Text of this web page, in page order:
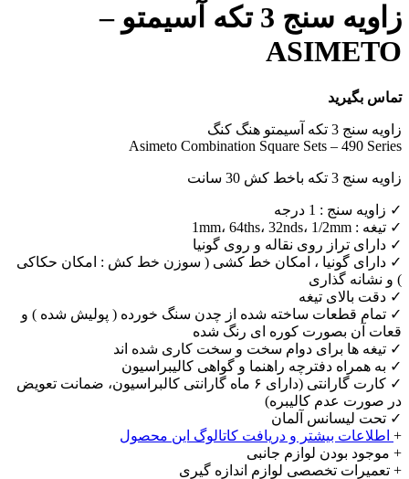
زاویه سنج 3 تکه آسیمتو –
ASIMETO
تماس بگیرید
زاویه سنج 3 تکه آسیمتو هنگ کنگ
Asimeto Combination Square Sets – 490 Series
زاویه سنج 3 تکه باخط کش 30 سانت
✓ زاویه سنج : 1 درجه
✓ تیغه : 1mm، 64ths، 32nds، 1/2mm
✓ دارای تراز روی نقاله و روی گونیا
✓ دارای گونیا ، امکان خط کشی ( سوزن خط کش : امکان حکاکی
) و نشانه گذاری
✓ دقت بالای تیغه
✓ تمام قطعات ساخته شده از چدن سنگ خورده ( پولیش شده ) و
قعات آن بصورت کوره ای رنگ شده
✓ تیغه ها برای دوام سخت و سخت کاری شده اند
✓ به همراه دفترچه راهنما و گواهی کالیبراسیون
✓ کارت گارانتی (دارای ۶ ماه گارانتی کالبراسیون، ضمانت تعویض
در صورت عدم کالیبره)
✓ تحت لیسانس آلمان
+ اطلاعات بیشتر و دریافت کاتالوگ این محصول
+ موجود بودن لوازم جانبی
+ تعمیرات تخصصی لوازم اندازه گیری